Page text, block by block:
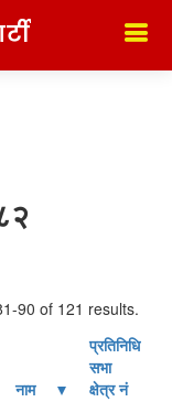
90 of 121 results.
नाम
प्रतिनिधि
सभा
क्षेत्र नं